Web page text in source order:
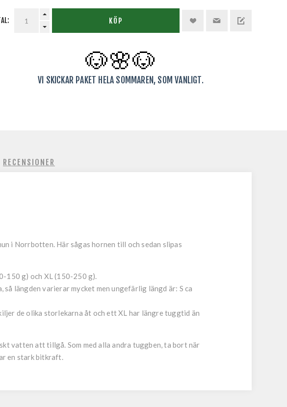
KÖP
🐶🌸🐶
VI SKICKAR PAKET HELA SOMMAREN, SOM VANLIGT.
RECENSIONER
i Norrbotten. Här sågas hornen till och sedan slipas
150 g) och XL (150-250 g).
så längden varierar mycket men ungefärlig längd är: S ca
de olika storlekarna åt och ett XL har längre tuggtid än
vatten att tillgå. Som med alla andra tuggben, ta bort när
en stark bitkraft.